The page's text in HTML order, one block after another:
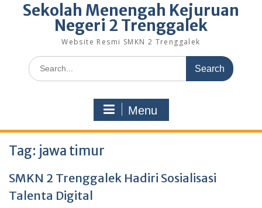
Sekolah Menengah Kejuruan
Negeri 2 Trenggalek
Website Resmi SMKN 2 Trenggalek
Search
for:
Menu
Tag: jawa timur
SMKN 2 Trenggalek Hadiri Sosialisasi
Talenta Digital